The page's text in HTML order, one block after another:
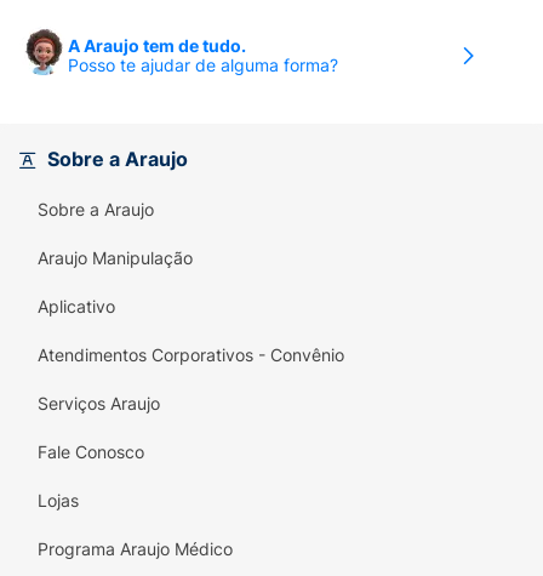
é muito grande: da articulação
temporomandibular até doenças do pé.
PROTAPE Incoterm é amplamente utilizada
de alto rendimento.
Comprimento: 5 mLargura: 5 cmAdesivo: Cola
adesiva acrílica hipoalergênica ativada pelo
Spandex (elastano)Elasticidade: 170% a 180%
Cores: Bege, Azul, Rosa e Preto
A Araujo tem de tudo.
Posso te ajudar de alguma forma?
Sobre a Araujo
Sobre a Araujo
Araujo Manipulação
Aplicativo
Atendimentos Corporativos - Convênio
Serviços Araujo
Fale Conosco
Lojas
Programa Araujo Médico